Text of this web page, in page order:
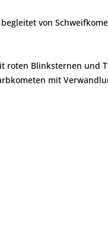
von
roten Blinksternen und
mit